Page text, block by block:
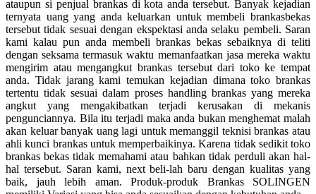
ataupun si penjual brankas di kota anda tersebut. Banyak kejadian
ternyata uang yang anda keluarkan untuk membeli brankasbekas
tersebut tidak sesuai dengan ekspektasi anda selaku pembeli. Saran
kami kalau pun anda membeli brankas bekas sebaiknya di teliti
dengan seksama termasuk waktu memanfaatkan jasa mereka waktu
mengirim atau mengangkut brankas tersebut dari toko ke tempat
anda. Tidak jarang kami temukan kejadian dimana toko brankas
tertentu tidak sesuai dalam proses handling brankas yang mereka
angkut yang mengakibatkan terjadi kerusakan di mekanis
pengunciannya. Bila itu terjadi maka anda bukan menghemat malah
akan keluar banyak uang lagi untuk memanggil teknisi brankas atau
ahli kunci brankas untuk memperbaikinya. Karena tidak sedikit toko
brankas bekas tidak memahami atau bahkan tidak perduli akan hal-
hal tersebut. Saran kami, next beli-lah baru dengan kualitas yang
baik, jauh lebih aman. Produk-produk Brankas SOLINGEN